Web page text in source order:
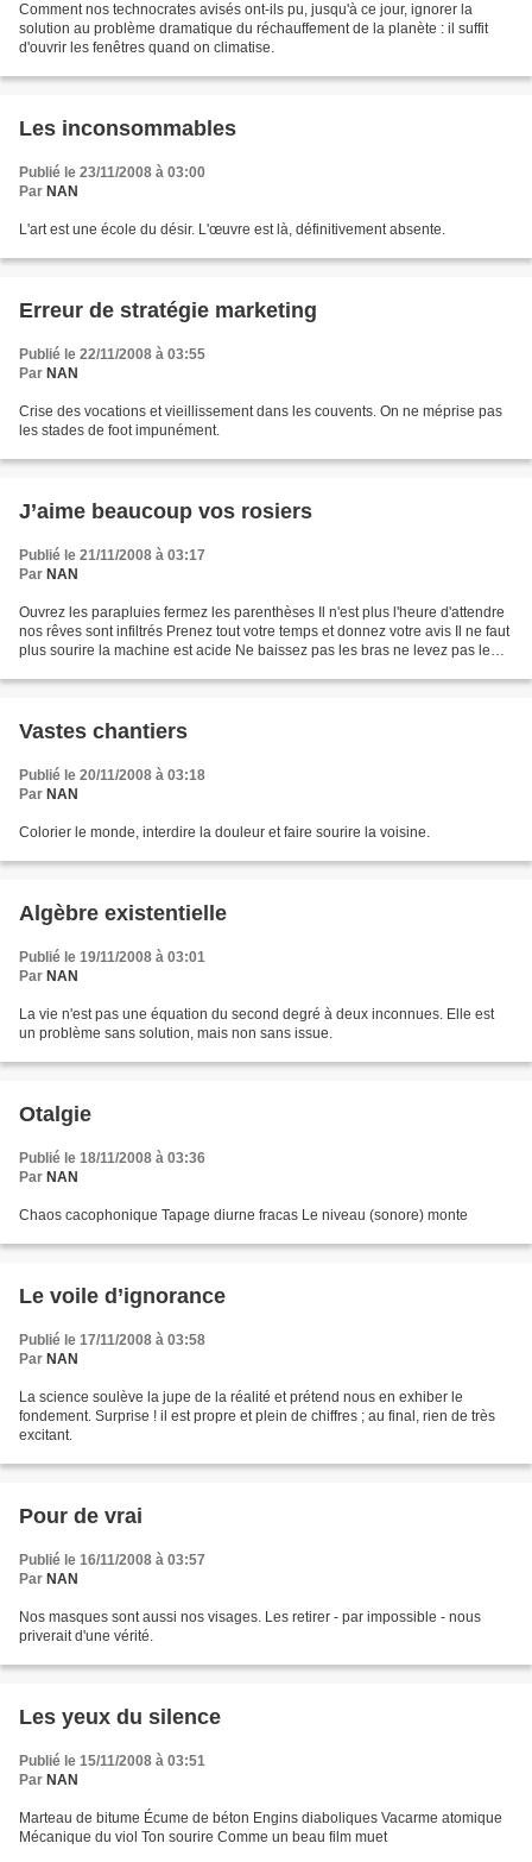
Comment nos technocrates avisés ont-ils pu, jusqu'à ce jour, ignorer la
solution au problème dramatique du réchauffement de la planète : il suffit
d'ouvrir les fenêtres quand on climatise.
Les inconsommables
Publié le 23/11/2008 à 03:00
Par NAN
L'art est une école du désir. L'œuvre est là, définitivement absente.
Erreur de stratégie marketing
Publié le 22/11/2008 à 03:55
Par NAN
Crise des vocations et vieillissement dans les couvents. On ne méprise pas
les stades de foot impunément.
J’aime beaucoup vos rosiers
Publié le 21/11/2008 à 03:17
Par NAN
Ouvrez les parapluies fermez les parenthèses Il n'est plus l'heure d'attendre
nos rêves sont infiltrés Prenez tout votre temps et donnez votre avis Il ne faut
plus sourire la machine est acide Ne baissez pas les bras ne levez pas le
Vastes chantiers
Publié le 20/11/2008 à 03:18
Par NAN
Colorier le monde, interdire la douleur et faire sourire la voisine.
Algèbre existentielle
Publié le 19/11/2008 à 03:01
Par NAN
La vie n'est pas une équation du second degré à deux inconnues. Elle est
un problème sans solution, mais non sans issue.
Otalgie
Publié le 18/11/2008 à 03:36
Par NAN
Chaos cacophonique Tapage diurne fracas Le niveau (sonore) monte
Le voile d’ignorance
Publié le 17/11/2008 à 03:58
Par NAN
La science soulève la jupe de la réalité et prétend nous en exhiber le
fondement. Surprise ! il est propre et plein de chiffres ; au final, rien de très
excitant.
Pour de vrai
Publié le 16/11/2008 à 03:57
Par NAN
Nos masques sont aussi nos visages. Les retirer - par impossible - nous
priverait d'une vérité.
Les yeux du silence
Publié le 15/11/2008 à 03:51
Par NAN
Marteau de bitume Écume de béton Engins diaboliques Vacarme atomique
Mécanique du viol Ton sourire Comme un beau film muet